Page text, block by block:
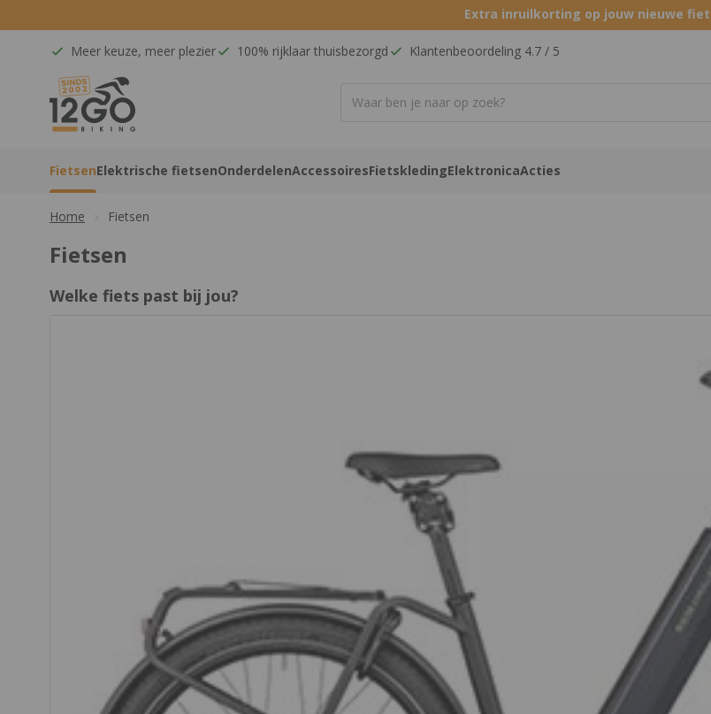
Extra inruilkorting op jouw nieuwe
Meer keuze, meer plezier 100% rijklaar thuisbezorgd Klantenbeoordeling 4.7 / 5
12GO Biking
FietsenElektrische fietsenOnderdelenAccessoiresFietskledingElektronicaActies
Home Fietsen
Fietsen
Welke fiets past bij jou?